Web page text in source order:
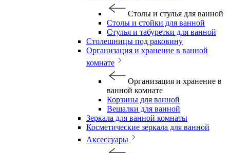
Столы и стулья для ванной
Столы и стойки для ванной
Стулья и табуретки для ванной
Столешницы под раковину
Организация и хранение в ванной
комнате
Организация и хранение в
ванной комнате
Корзины для ванной
Вешалки для ванной
Зеркала для ванной комнаты
Косметические зеркала для ванной
Аксессуары